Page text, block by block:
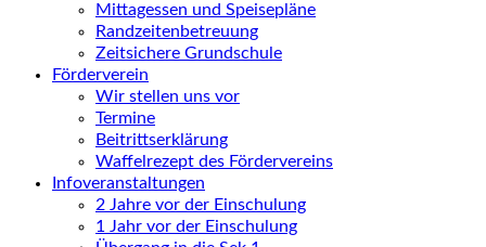
Mittagessen und Speisepläne
Randzeitenbetreuung
Zeitsichere Grundschule
Förderverein
Wir stellen uns vor
Termine
Beitrittserklärung
Waffelrezept des Fördervereins
Infoveranstaltungen
2 Jahre vor der Einschulung
1 Jahr vor der Einschulung